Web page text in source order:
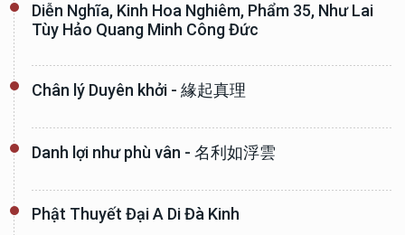
Diễn Nghĩa, Kinh Hoa Nghiêm, Phẩm 35, Như Lai
Tùy Hảo Quang Minh Công Đức
Chân lý Duyên khởi - 緣起真理
Danh lợi như phù vân - 名利如浮雲
Phật Thuyết Đại A Di Đà Kinh